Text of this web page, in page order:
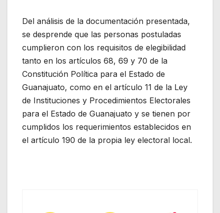
Del análisis de la documentación presentada,
se desprende que las personas postuladas
cumplieron con los requisitos de elegibilidad
tanto en los artículos 68, 69 y 70 de la
Constitución Política para el Estado de
Guanajuato, como en el artículo 11 de la Ley
de Instituciones y Procedimientos Electorales
para el Estado de Guanajuato y se tienen por
cumplidos los requerimientos establecidos en
el artículo 190 de la propia ley electoral local.